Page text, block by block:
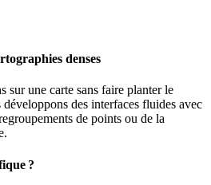
denses
sur une carte sans faire planter le
des interfaces fluides avec
de points ou de la
?